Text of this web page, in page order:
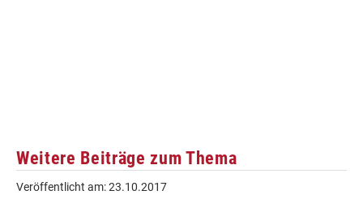
Weitere Beiträge zum Thema
Veröffentlicht am:23.10.2017